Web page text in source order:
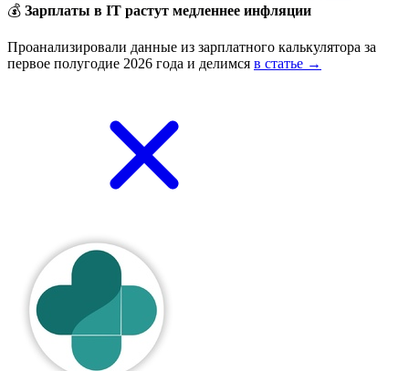
💰 Зарплаты в IT растут медленнее инфляции
Проанализировали данные из зарплатного калькулятора за
первое полугодие 2026 года и делимся в статье →